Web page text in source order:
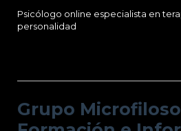
Psicólogo online especialista en
personalidad
Grupo